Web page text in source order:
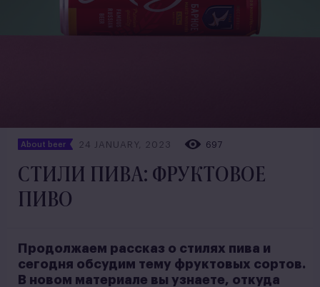
About beer 24 JANUARY, 2023 697
СТИЛИ ПИВА: ФРУКТОВОЕ
ПИВО
Продолжаем рассказ о стилях пива и
сегодня обсудим тему фруктовых сортов.
В новом материале вы узнаете, откуда